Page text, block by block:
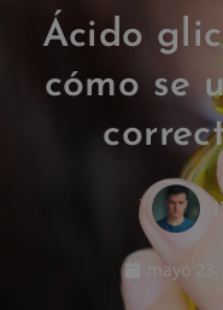
Ácido
cómo se
mayo 23,